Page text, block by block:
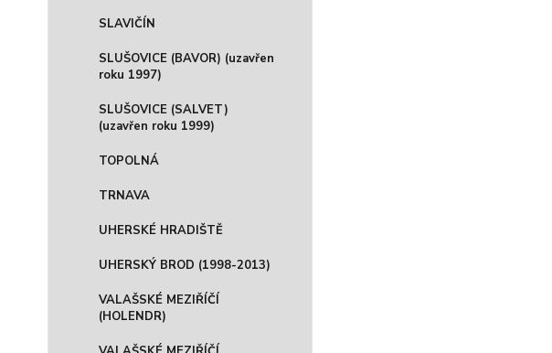
SLAVIČÍN
SLUŠOVICE (BAVOR) (uzavřen
roku 1997)
SLUŠOVICE (SALVET)
(uzavřen roku 1999)
TOPOLNÁ
TRNAVA
UHERSKÉ HRADIŠTĚ
UHERSKÝ BROD (1998-2013)
VALAŠSKÉ MEZIŘÍČÍ
(HOLENDR)